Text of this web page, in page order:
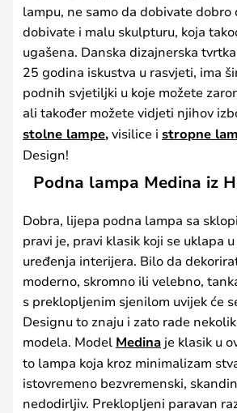
lampu, ne samo da dobivate dobro
dobivate i malu skulpturu, koja
ugašena. Danska dizajnerska
25 godina iskustva u rasvjeti, ima
podnih svjetiljki u koje možete
ali također možete vidjeti njihov
stolne lampe,visilice i stropne
Design!
Podna lampa Medina iz
Dobra, lijepa podna lampa sa
pravi je, pravi klasik koji se uklapa
uređenja interijera. Bilo da
moderno, skromno ili velebno,
s preklopljenim sjenilom uvijek će
Designu to znaju i zato rade
modela. Model Medina je klasik u
to lampa koja kroz minimalizam
istovremeno bezvremenski,
nedodirljiv. Preklopljeni paravan